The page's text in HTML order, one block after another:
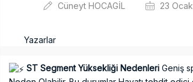
Cüneyt HOCAGİL
23
Yazarlar
ST Segment Yüksekliği Nedenleri Geniş